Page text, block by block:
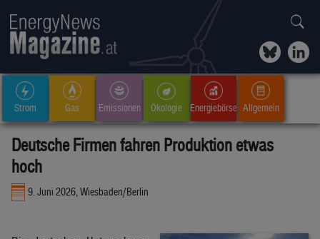
Strom Gas Emissionen Ökologie Energiebörse Allgemein
Deutsche Firmen fahren Produktion etwas
hoch
9. Juni 2026, Wiesbaden/Berlin